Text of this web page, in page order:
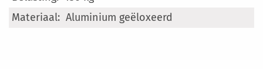
Aluminium geëloxeerd